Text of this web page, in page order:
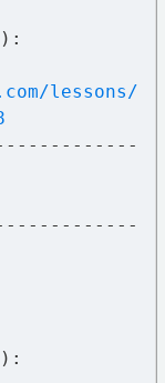
):
lessons/
):